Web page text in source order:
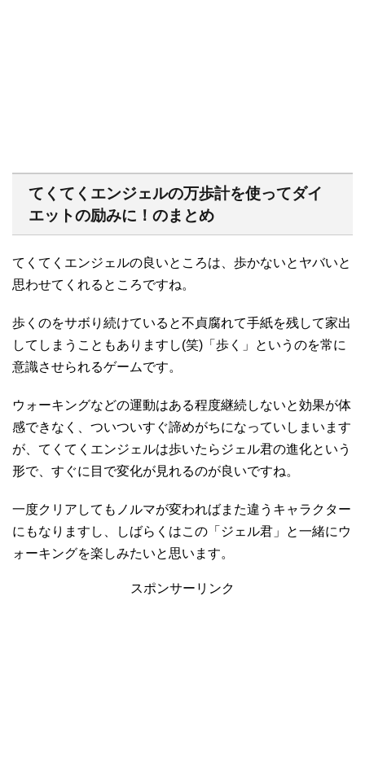
てくてくエンジェルの万歩計を使ってダイ
エットの励みに！のまとめ
てくてくエンジェルの良いところは、歩かないとヤバいと
思わせてくれるところですね。
歩くのをサボり続けていると不貞腐れて手紙を残して家出
してしまうこともありますし(笑)「歩く」というのを常に
意識させられるゲームです。
ウォーキングなどの運動はある程度継続しないと効果が体
感できなく、ついついすぐ諦めがちになっていしまいます
が、てくてくエンジェルは歩いたらジェル君の進化という
形で、すぐに目で変化が見れるのが良いですね。
一度クリアしてもノルマが変わればまた違うキャラクター
にもなりますし、しばらくはこの「ジェル君」と一緒にウ
ォーキングを楽しみたいと思います。
スポンサーリンク